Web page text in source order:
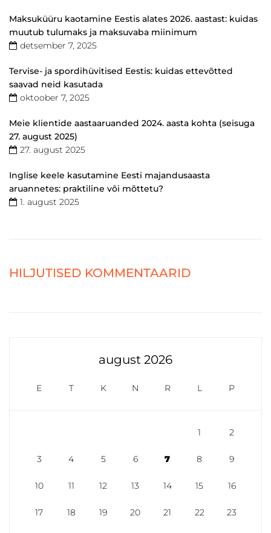
Maksuküüru kaotamine Eestis alates 2026. aastast: kuidas
muutub tulumaks ja maksuvaba miinimum
detsember 7, 2025
Tervise- ja spordihüvitised Eestis: kuidas ettevõtted
saavad neid kasutada
oktoober 7, 2025
Meie klientide aastaaruanded 2024. aasta kohta (seisuga
27. august 2025)
27. august 2025
Inglise keele kasutamine Eesti majandusaasta
aruannetes: praktiline või mõttetu?
1. august 2025
HILJUTISED KOMMENTAARID
august 2026
E T K N R L P
1 2
3 4 5 6 7 8 9
10 11 12 13 14 15 16
17 18 19 20 21 22 23